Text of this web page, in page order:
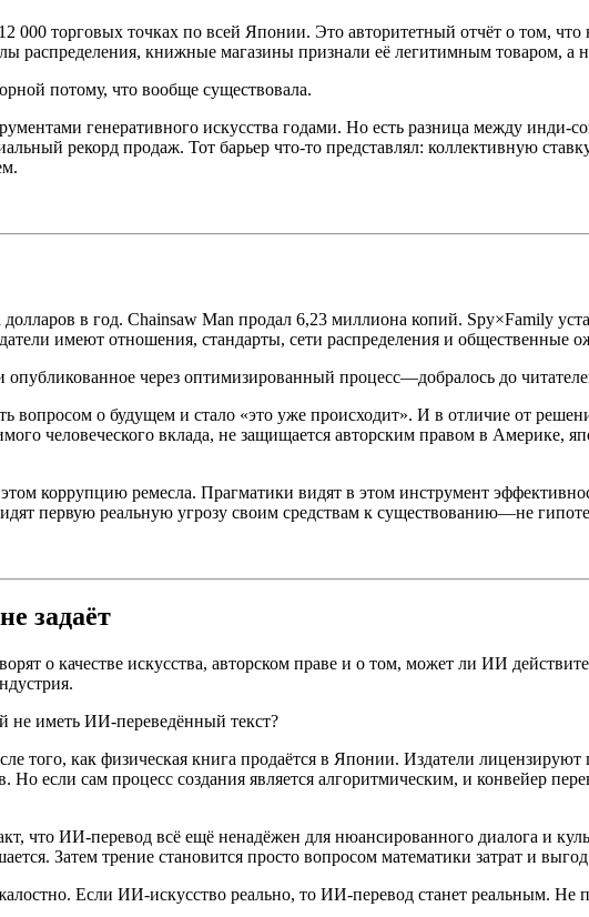
000 торговых точках по всей Японии. Это авторитетный отчёт о том,
распределения, книжные магазины признали её легитимным товаром, а
потому, что вообще существовала.
генеративного искусства годами. Но есть разница между инди-
рекорд продаж. Тот барьер что-то представлял: коллективную
в год. Chainsaw Man продал 6,23 миллиона копий. Spy×Family
имеют отношения, стандарты, сети распределения и общественные
через оптимизированный процесс—добралось до
вопросом о будущем и стало «это уже происходит». И в отличие от
человеческого вклада, не защищается авторским правом в Америке,
коррупцию ремесла. Прагматики видят в этом инструмент
первую реальную угрозу своим средствам к существованию—не
задаёт
о качестве искусства, авторском праве и о том, может ли ИИ
не иметь ИИ-переведённый текст?
того, как физическая книга продаётся в Японии. Издатели
если сам процесс создания является алгоритмическим, и конвейер
что ИИ-перевод всё ещё ненадёжен для нюансированного диалога и
Затем трение становится просто вопросом математики затрат и
Если ИИ-искусство реально, то ИИ-перевод станет реальным. Не